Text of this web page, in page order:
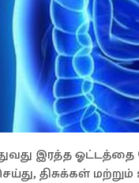
இரத்த ஓட்டத்தை
திசுக்கள்